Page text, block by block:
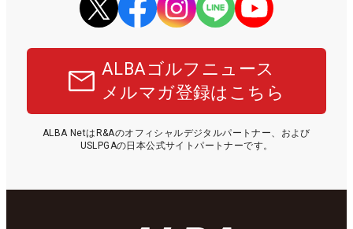
ALBAゴルフニュース
メルマガ登録はこちら
ALBA NetはR&Aのオフィシャルデジタルパートナー、および
USLPGAの日本公式サイトパートナーです。